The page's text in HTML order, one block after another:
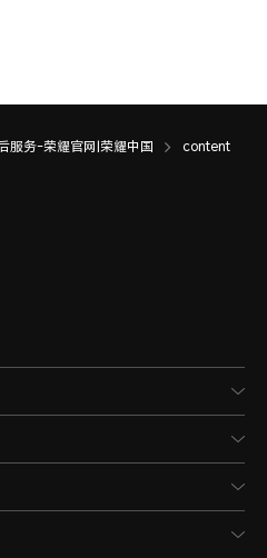
服务-荣耀官网|荣耀中国 content